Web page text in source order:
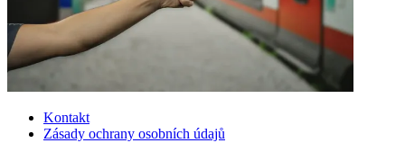
Kontakt
Zásady ochrany osobních údajů